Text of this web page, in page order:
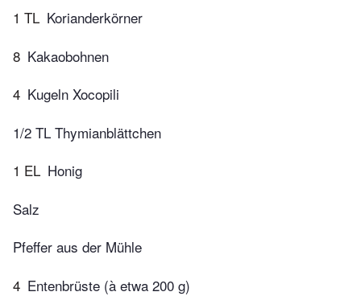
1 TL Korianderkörner
8 Kakaobohnen
4 Kugeln Xocopili
1/2 TL Thymianblättchen
1 EL Honig
Salz
Pfeffer aus der Mühle
4 Entenbrüste (à etwa 200 g)